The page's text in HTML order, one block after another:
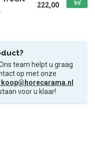
222,00
team helpt u graag
op met onze
voor u klaar!